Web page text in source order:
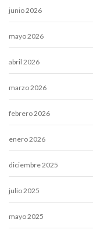
junio 2026
mayo 2026
abril 2026
marzo 2026
febrero 2026
enero 2026
diciembre 2025
julio 2025
mayo 2025